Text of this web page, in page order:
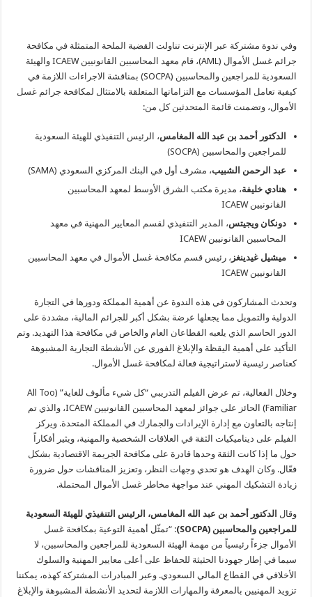
وفي ندوة مشتركة عبر الإنترنت تناولت القضية الملحة المتمثلة في مكافحة
جرائم غسل الأموال (AML)، قام معهد المحاسبين القانونيين ICAEW والهيئة
السعودية للمراجعين والمحاسبين (SOCPA) بمناقشة الاجراءات اللازمة في
كيفية تعامل المؤسسات مع التزاماتها المتعلقة بالامتثال لمكافحة جرائم غسل
الأموال، وتضمنت قائمة المتحدثين كل من:
الدكتور أحمد بن عبد الله المغامس، الرئيس التنفيذي للهيئة السعودية
للمراجعين والمحاسبين (SOCPA)
عبد الرحمن الشبيب، مشرف أول في البنك المركزي السعودي (SAMA)
هنادي خليفة، مديرة مكتب الشرق الأوسط لمعهد المحاسبين
القانونيين ICAEW
دونكان ويجيتس، المدير التنفيذي لقسم المعايير المهنية في معهد
المحاسبين القانونيين ICAEW
ميشيل غيدينغز ، رئيس قسم مكافحة غسل الأموال في معهد المحاسبين
القانونيين ICAEW
وتحدث المشاركون في هذه الندوة عن أهمية المملكة ودورها في التجارة
الدولية والتمويل مما يجعلها عرضة بشكل أكبر للجرائم المالية، مشددة على
الدور الحاسم الذي يلعبه القطاعان العام والخاص في مكافحة هذا التهديد. وتم
التأكيد على أهمية اليقظة والإبلاغ الفوري عن الأنشطة التجارية المشبوهة
كعناصر رئيسية لاستراتيجية فعالة لمكافحة غسل الأموال.
وخلال الفعالية، تم عرض الفيلم التدريبي “كل شيء مألوف للغاية” (All Too
Familiar) الحائز على جوائز لمعهد المحاسبين القانونيين ICAEW، والذي تم
إنتاجه بالتعاون مع إدارة الإيرادات والجمارك في المملكة المتحدة. ويركز
الفيلم على ديناميكيات الثقة في العلاقات الشخصية والمهنية، ويثير أفكاراً
حول ما إذا كانت الثقة وحدها قادرة على مكافحة الجريمة الاقتصادية بشكل
فعّال. وكان الهدف هو تحدي وجهات النظر، وتعزيز المناقشات حول ضرورة
زيادة التشكيك المهني عند مواجهة مخاطر غسل الأموال المحتملة.
وقال الدكتور أحمد بن عبد الله المغامس، الرئيس التنفيذي للهيئة السعودية
للمراجعين والمحاسبين (SOCPA
): “تمثّل أهمية التوعية بمكافحة غسل
الأموال جزءاً رئيسياً من مهمة الهيئة السعودية للمراجعين والمحاسبين، لا
سيما في إطار جهودنا الحثيثة للحفاظ على أعلى معايير المهنية والسلوك
الأخلاقي في القطاع المالي السعودي. وعبر المبادرات المشتركة كهذه، يمكننا
تزويد المهنيين بالمعرفة والمهارات اللازمة لتحديد الأنشطة المشبوهة والإبلاغ